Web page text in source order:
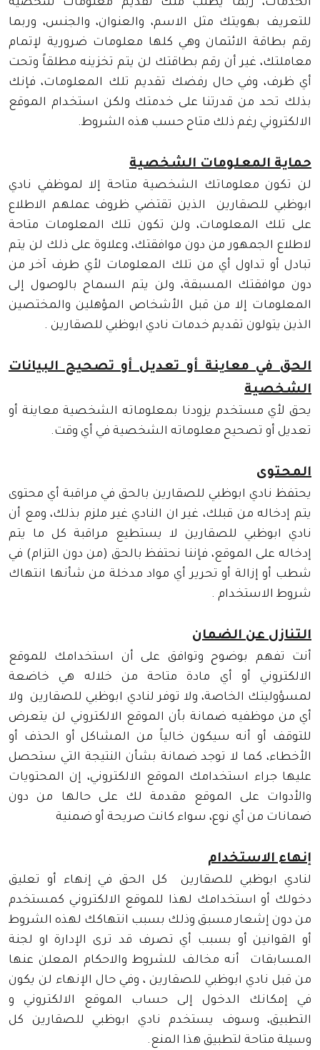
الخدمات، ربما يطلب منك تقديم معلومات شخصية
للتعريف بهويتك مثل الاسم، والعنوان، والجنس، وربما
رقم بطاقة الائتمان وهي كلها معلومات ضرورية لإتمام
معاملتك، غير أن رقم بطاقتك لن يتم تخزينه مطلقاً وتحت
أي ظرف، وفي حال رفضك تقديم تلك المعلومات، فإنك
بذلك تحد من قدرتنا على خدمتك ولكن استخدام الموقع
الالكتروني رغم ذلك متاح حسب هذه الشروط.
حماية المعلومات الشخصية
لن تكون معلوماتك الشخصية متاحة إلا لموظفي نادي
ابوظبي للصقارين الذين تقتضي ظروف عملهم الاطلاع
على تلك المعلومات، ولن تكون تلك المعلومات متاحة
لاطلاع الجمهور من دون موافقتك، وعلاوة على ذلك لن يتم
تبادل أو تداول أي من تلك المعلومات لأي طرف آخر من
دون موافقتك المسبقة، ولن يتم السماح بالوصول إلى
المعلومات إلا من قبل الأشخاص المؤهلين والمختصين
الذين يتولون تقديم خدمات نادي ابوظبي للصقارين .
الحق في معاينة أو تعديل أو تصحيح البيانات
الشخصية
يحق لأي مستخدم يزودنا بمعلوماته الشخصية معاينة أو
تعديل أو تصحيح معلوماته الشخصية في أي وقت.
المحتوى
يحتفظ نادي ابوظبي للصقارين بالحق في مراقبة أي محتوى
يتم إدخاله من قبلك، غير ان النادي غير ملزم بذلك، ومع أن
نادي ابوظبي للصقارين لا يستطيع مراقبة كل ما يتم
إدخاله على الموقع، فإننا نحتفظ بالحق (من دون التزام) في
شطب أو إزالة أو تحرير أي مواد مدخلة من شأنها انتهاك
شروط الاستخدام .
التنازل عن الضمان
أنت تفهم بوضوح وتوافق على أن استخدامك للموقع
الالكتروني أو أي مادة متاحة من خلاله هي خاضعة
لمسؤوليتك الخاصة، ولا توفر لنادي ابوظبي للصقارين ولا
أي من موظفيه ضمانة بأن الموقع الالكتروني لن يتعرض
للتوقف أو أنه سيكون خالياً من المشاكل أو الحذف أو
الأخطاء، كما لا توجد ضمانة بشأن النتيجة التي ستحصل
عليها جراء استخدامك الموقع الالكتروني، إن المحتويات
والأدوات على الموقع مقدمة لك على حالها من دون
ضمانات من أي نوع، سواء كانت صريحة أو ضمنية
إنهاء الاستخدام
لنادي ابوظبي للصقارين كل الحق في إنهاء أو تعليق
دخولك أو استخدامك لهذا للموقع الالكتروني كمستخدم
من دون إشعار مسبق وذلك بسبب انتهاكك لهذه الشروط
أو القوانين أو بسبب أي تصرف قد ترى الإدارة او لجنة
المسابقات أنه مخالف للشروط والاحكام المعلن عنها
من قبل نادي ابوظبي للصقارين ، وفي حال الإنهاء لن يكون
في إمكانك الدخول إلى حساب الموقع الالكتروني و
التطبيق، وسوف يستخدم نادي ابوظبي للصقارين كل
وسيلة متاحة لتطبيق هذا المنع.